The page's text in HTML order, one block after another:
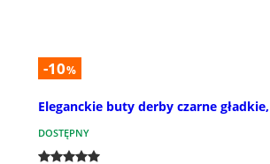
-10%
Eleganckie buty derby czarne
DOSTĘPNY